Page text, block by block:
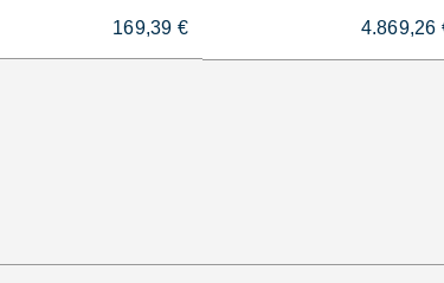
169,39 € 4.869,26